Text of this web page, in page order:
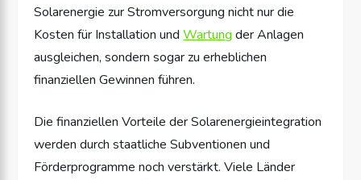
Solarenergie zur Stromversorgung nicht nur die
Kosten für Installation undWartung der Anlagen
ausgleichen, sondern sogar zu erheblichen
finanziellen Gewinnen führen.
Die finanziellen Vorteile der Solarenergieintegration
werden durch staatliche Subventionen und
Förderprogramme noch verstärkt. Viele Länder